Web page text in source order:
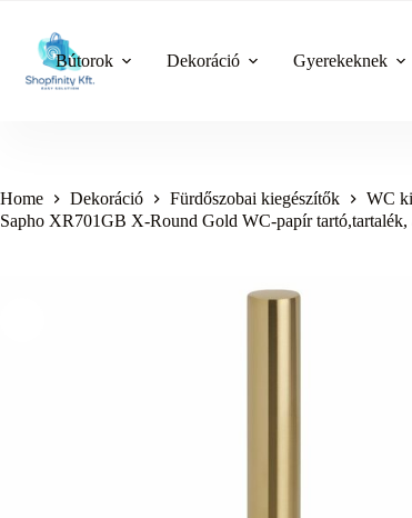
content
Bútorok Dekoráció Gyerekeknek
Home Dekoráció Fürdőszobai kiegészítők
WC
Sapho XR701GB X-Round Gold WC-papír tartó,tartalék,